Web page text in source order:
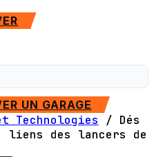
UN GARAGE
Technologies / Dés
liens des lancers de